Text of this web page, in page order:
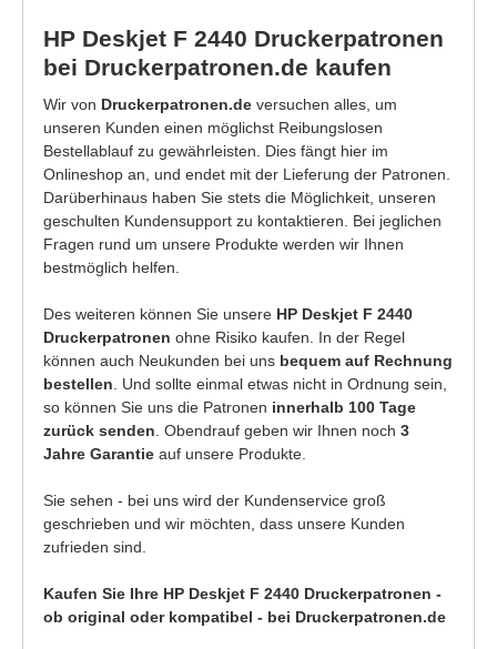
HP Deskjet F 2440 Druckerpatronen
bei Druckerpatronen.de kaufen
Wir von Druckerpatronen.de versuchen alles, um
unseren Kunden einen möglichst Reibungslosen
Bestellablauf zu gewährleisten. Dies fängt hier im
Onlineshop an, und endet mit der Lieferung der Patronen.
Darüberhinaus haben Sie stets die Möglichkeit, unseren
geschulten Kundensupport zu kontaktieren. Bei jeglichen
Fragen rund um unsere Produkte werden wir Ihnen
bestmöglich helfen.
Des weiteren können Sie unsere HP Deskjet F 2440
Druckerpatronen ohne Risiko kaufen. In der Regel
können auch Neukunden bei uns bequem auf Rechnung
bestellen . Und sollte einmal etwas nicht in Ordnung sein,
so können Sie uns die Patronen innerhalb 100 Tage
zurück senden . Obendrauf geben wir Ihnen noch 3
Jahre Garantie auf unsere Produkte.
Sie sehen - bei uns wird der Kundenservice groß
geschrieben und wir möchten, dass unsere Kunden
zufrieden sind.
Kaufen Sie Ihre HP Deskjet F 2440 Druckerpatronen -
ob original oder kompatibel - bei Druckerpatronen.de